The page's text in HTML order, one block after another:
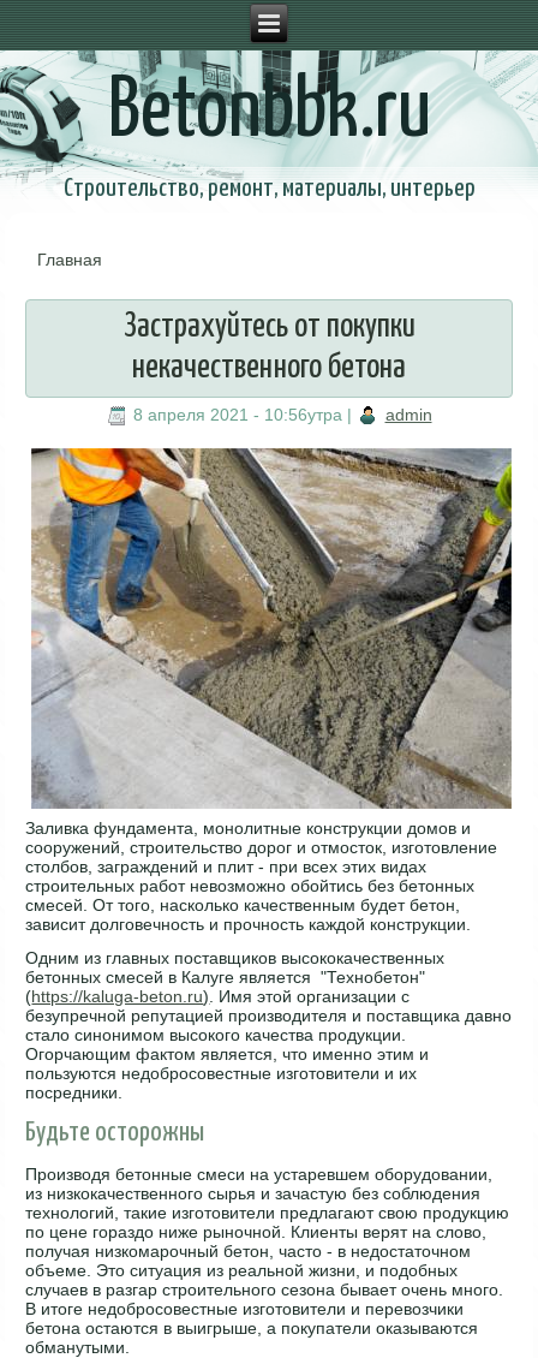
Betonbbk.ru
Строительство, ремонт, материалы, интерьер
Главная
Застрахуйтесь от покупки
некачественного бетона
8 апреля 2021 - 10:56утра | admin
Заливка фундамента, монолитные конструкции домов и
сооружений, строительство дорог и отмосток, изготовление
столбов, заграждений и плит - при всех этих видах
строительных работ невозможно обойтись без бетонных
смесей. От того, насколько качественным будет бетон,
зависит долговечность и прочность каждой конструкции.
Одним из главных поставщиков высококачественных
бетонных смесей в Калуге является "Технобетон"
(https://kaluga-beton.ru) . Имя этой организации с
безупречной репутацией производителя и поставщика давно
стало синонимом высокого качества продукции.
Огорчающим фактом является, что именно этим и
пользуются недобросовестные изготовители и их
посредники.
Будьте осторожны
Производя бетонные смеси на устаревшем оборудовании,
из низкокачественного сырья и зачастую без соблюдения
технологий, такие изготовители предлагают свою продукцию
по цене гораздо ниже рыночной. Клиенты верят на слово,
получая низкомарочный бетон, часто - в недостаточном
объеме. Это ситуация из реальной жизни, и подобных
случаев в разгар строительного сезона бывает очень много.
В итоге недобросовестные изготовители и перевозчики
бетона остаются в выигрыше, а покупатели оказываются
обманутыми.